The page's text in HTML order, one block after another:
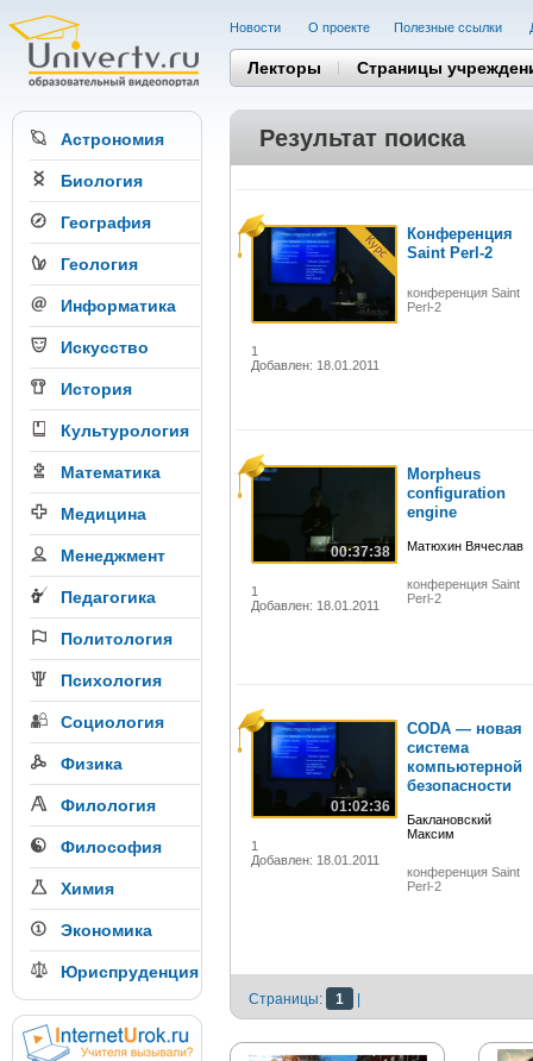
Астрономия
Биология
География
Геология
Информатика
Искусство
История
Культурология
Математика
Медицина
Менеджмент
Педагогика
Политология
Психология
Социология
Физика
Филология
Философия
Химия
Экономика
Юриспруденция
Новости О проекте Полезные cсылки
Лекторы Страницы
Результат поиска
1
Добавлен: 18.01.2011
Конференция
Saint Perl-2
конференция Saint
Perl-2
00:37:38
1
Добавлен: 18.01.2011
Morpheus
configuration
engine
Матюхин Вячеслав
конференция Saint
Perl-2
01:02:36
1
Добавлен: 18.01.2011
CODA — новая
система
компьютерной
безопасности
Баклановский
Максим
конференция Saint
Perl-2
Страницы: 1